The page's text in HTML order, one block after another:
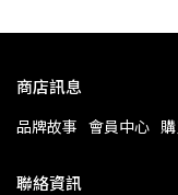
商店訊息
品牌故事 會員中心
聯絡資訊